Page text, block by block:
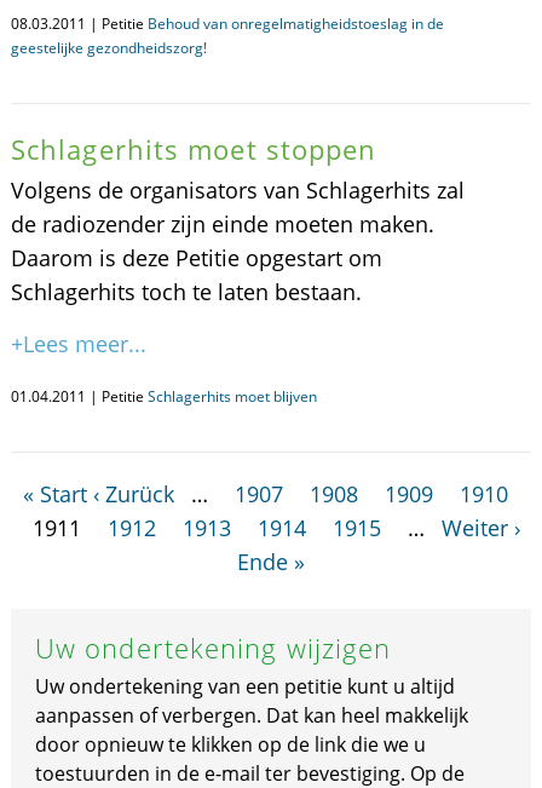
08.03.2011 | Petitie Behoud van onregelmatigheidstoeslag in de
geestelijke gezondheidszorg!
Schlagerhits moet stoppen
Volgens de organisators van Schlagerhits zal
de radiozender zijn einde moeten maken.
Daarom is deze Petitie opgestart om
Schlagerhits toch te laten bestaan.
+Lees meer...
01.04.2011 | Petitie Schlagerhits moet blijven
« Start ‹ Zurück … 1907 1908 1909
1910
1911
1912 1913 1914 1915 …
Weiter ›
Ende »
Uw ondertekening wijzigen
Uw ondertekening van een petitie kunt u altijd
aanpassen of verbergen. Dat kan heel makkelijk
door opnieuw te klikken op de link die we u
toestuurden in de e-mail ter bevestiging. Op de